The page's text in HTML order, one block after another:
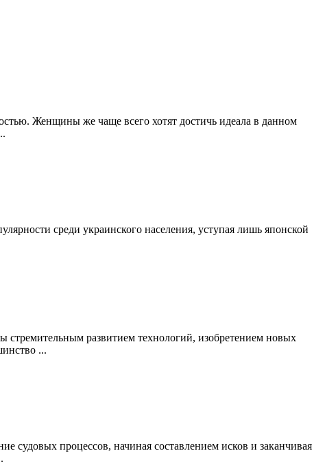
Женщины же чаще всего хотят достичь идеала в данном
среди украинского населения, уступая лишь японской
стремительным развитием технологий, изобретением новых
...
судовых процессов, начиная составлением исков и заканчивая